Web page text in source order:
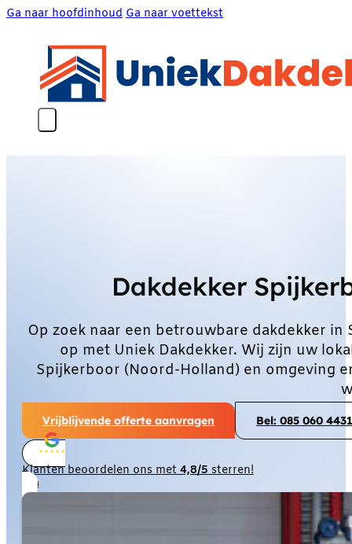
Ga naar hoofdinhoud Ga naar voettekst
Dakdekker
Op zoek naar een betrouwbare dakdekker
op met Uniek Dakdekker. Wij zijn uw
Spijkerboor (Noord-Holland) en omgeving
Vrijblijvende offerte aanvragen Bel: 085 060 4431
Klanten beoordelen ons met4,8/5sterren!